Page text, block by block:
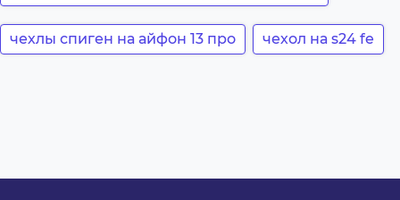
чехлы спиген на айфон 13 про чехол на s24 fe